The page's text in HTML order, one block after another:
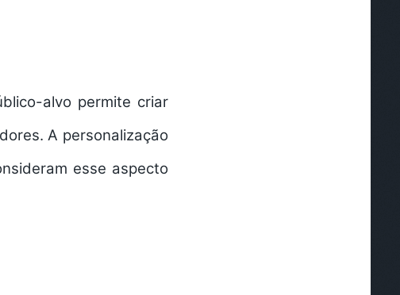
alvo permite criar
A personalização
esse aspecto